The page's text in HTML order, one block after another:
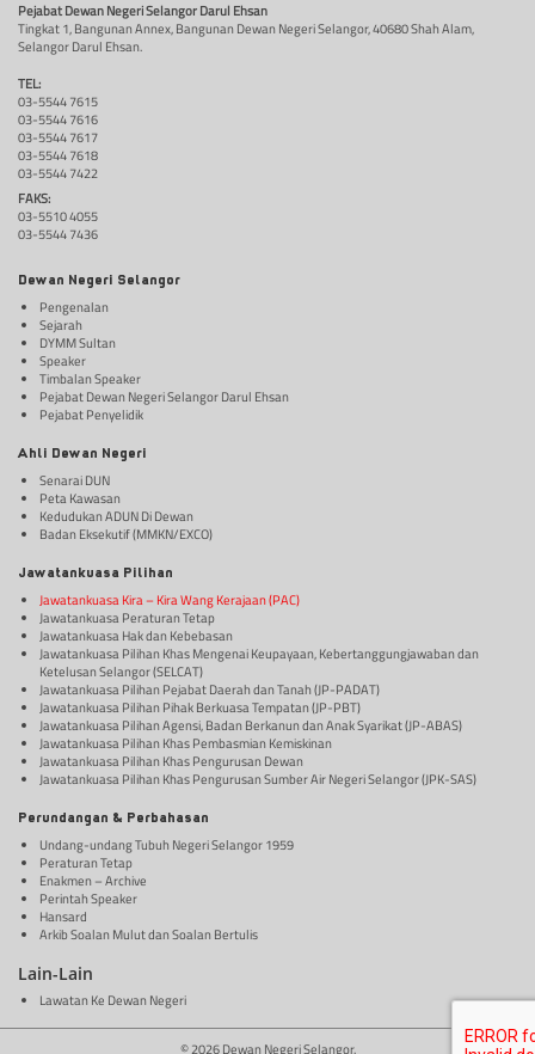
Pejabat Dewan Negeri Selangor Darul Ehsan
Tingkat 1, Bangunan Annex, Bangunan Dewan Negeri Selangor, 40680 Shah Alam,
Selangor Darul Ehsan.
TEL:
03-5544 7615
03-5544 7616
03-5544 7617
03-5544 7618
03-5544 7422
FAKS:
03-5510 4055
03-5544 7436
Dewan Negeri Selangor
Pengenalan
Sejarah
DYMM Sultan
Speaker
Timbalan Speaker
Pejabat Dewan Negeri Selangor Darul Ehsan
Pejabat Penyelidik
Ahli Dewan Negeri
Senarai DUN
Peta Kawasan
Kedudukan ADUN Di Dewan
Badan Eksekutif (MMKN/EXCO)
Jawatankuasa Pilihan
Jawatankuasa Kira – Kira Wang Kerajaan (PAC)
Jawatankuasa Peraturan Tetap
Jawatankuasa Hak dan Kebebasan
Jawatankuasa Pilihan Khas Mengenai Keupayaan, Kebertanggungjawaban dan
Ketelusan Selangor (SELCAT)
Jawatankuasa Pilihan Pejabat Daerah dan Tanah (JP-PADAT)
Jawatankuasa Pilihan Pihak Berkuasa Tempatan (JP-PBT)
Jawatankuasa Pilihan Agensi, Badan Berkanun dan Anak Syarikat (JP-ABAS)
Jawatankuasa Pilihan Khas Pembasmian Kemiskinan
Jawatankuasa Pilihan Khas Pengurusan Dewan
Jawatankuasa Pilihan Khas Pengurusan Sumber Air Negeri Selangor (JPK-SAS)
Perundangan & Perbahasan
Undang-undang Tubuh Negeri Selangor 1959
Peraturan Tetap
Enakmen – Archive
Perintah Speaker
Hansard
Arkib Soalan Mulut dan Soalan Bertulis
Lain-Lain
Lawatan Ke Dewan Negeri
© 2026 Dewan Negeri Selangor.